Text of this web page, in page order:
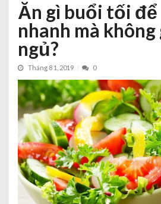
Ăn gì buổi tối để
nhanh mà không
ngủ?
Tháng 8 1, 2019 0